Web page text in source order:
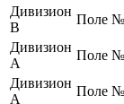
Дивизион
B
Поле
Дивизион
А
Поле
Дивизион
А
Поле